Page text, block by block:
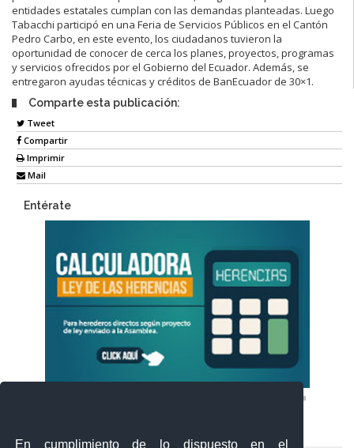
En cumplimiento de lo dispuesto en el
entidades estatales cumplan con las demandas planteadas. Luego
Tabacchi participó en una Feria de Servicios Públicos en el Cantón
Pedro Carbo, en este evento, los ciudadanos tuvieron la
oportunidad de conocer de cerca los planes, proyectos, programas
y servicios ofrecidos por el Gobierno del Ecuador. Además, se
entregaron ayudas técnicas y créditos de BanEcuador de 30×1.
Comparte esta publicación:
Tweet
Compartir
Imprimir
Mail
Entérate